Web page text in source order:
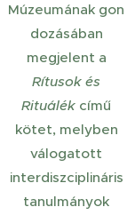
Múzeumának gon
dozásában
megjelent a
Rítusok és
Rituálék című
kötet, melyben
válogatott
interdiszciplináris
tanulmányok